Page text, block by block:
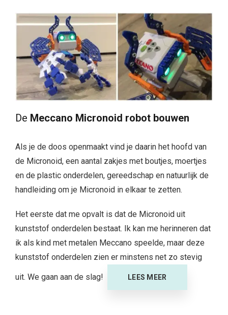
De Meccano Micronoid robot bouwen
Als je de doos openmaakt vind je daarin het hoofd van
de Micronoid, een aantal zakjes met boutjes, moertjes
en de plastic onderdelen, gereedschap en natuurlijk de
handleiding om je Micronoid in elkaar te zetten.
Het eerste dat me opvalt is dat de Micronoid uit
kunststof onderdelen bestaat. Ik kan me herinneren dat
ik als kind met metalen Meccano speelde, maar deze
kunststof onderdelen zien er minstens net zo stevig
uit. We gaan aan de slag! LEES MEER